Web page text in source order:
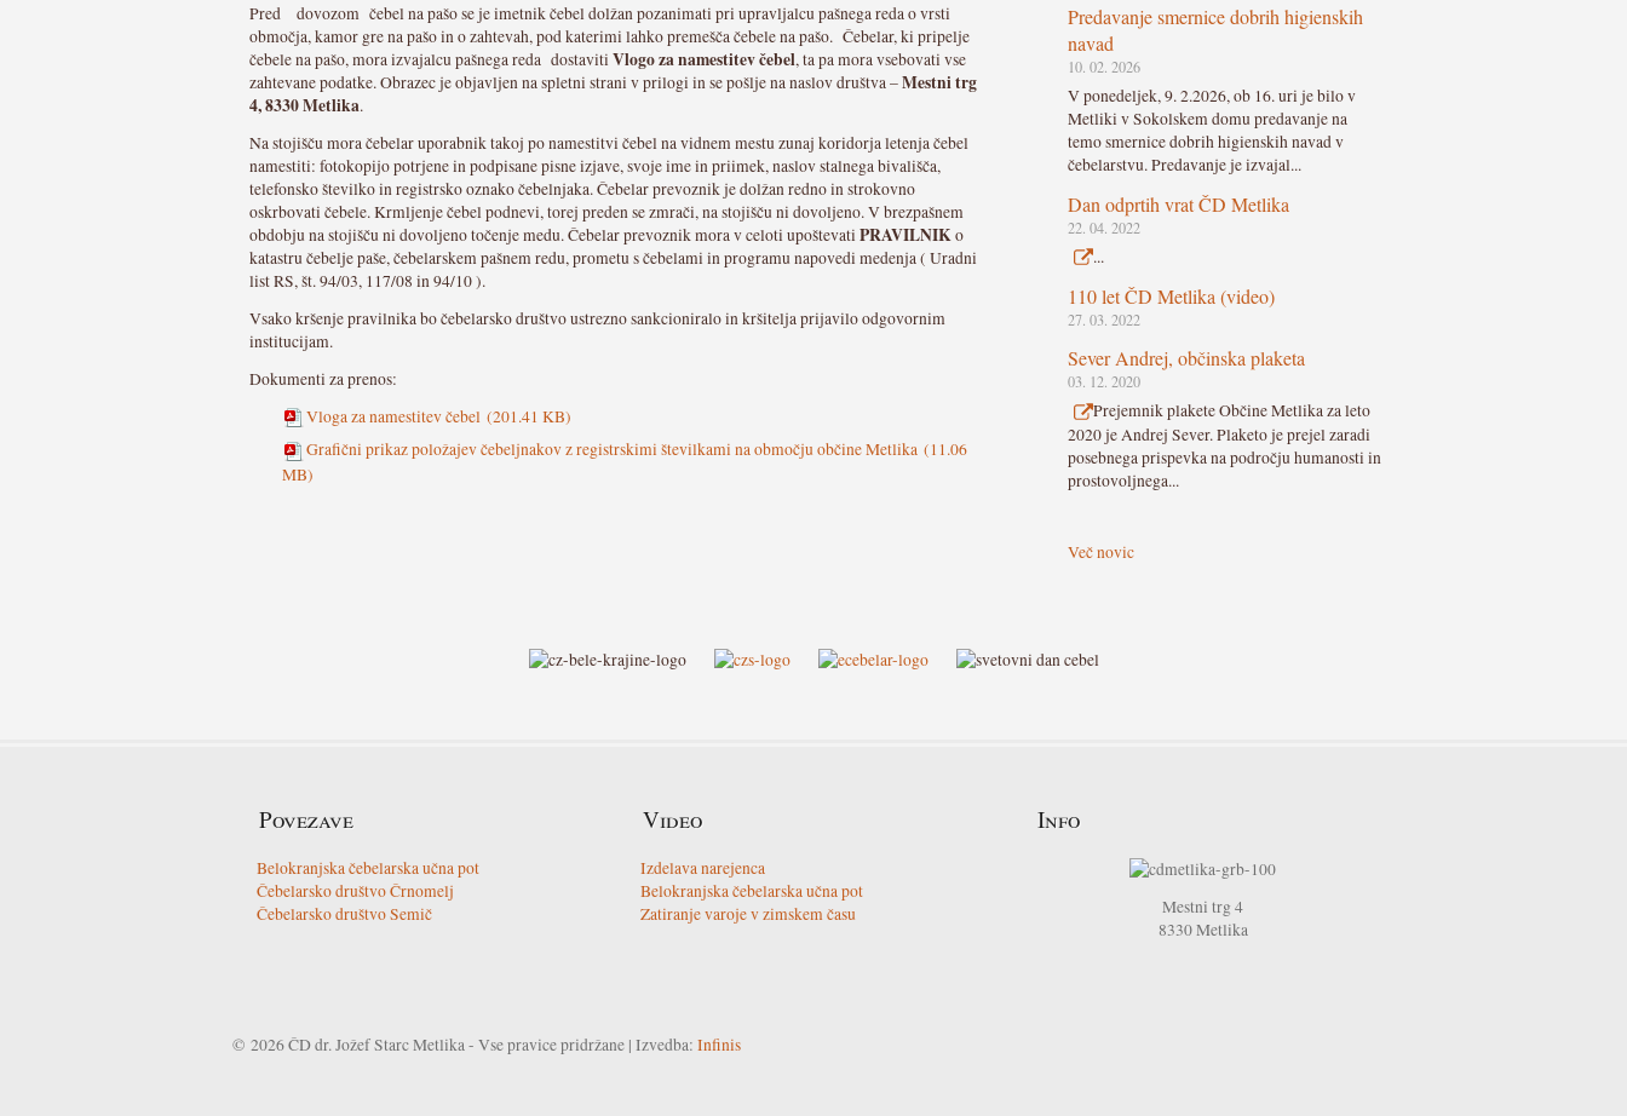
Predavanje smernice dobrih higienskih
navad
10. 02. 2026
V ponedeljek, 9. 2.2026, ob 16. uri je bilo v
Metliki v Sokolskem domu predavanje na
temo smernice dobrih higienskih navad v
čebelarstvu. Predavanje je izvajal...
Dan odprtih vrat ČD Metlika
22. 04. 2022
...
110 let ČD Metlika (video)
27. 03. 2022
Sever Andrej, občinska plaketa
03. 12. 2020
Prejemnik plakete Občine Metlika za leto
2020 je Andrej Sever. Plaketo je prejel zaradi
posebnega prispevka na področju humanosti in
prostovoljnega...
Več novic
Pred dovozom čebel na pašo se je imetnik čebel dolžan pozanimati pri upravljalcu pašnega reda o vrsti
območja, kamor gre na pašo in o zahtevah, pod katerimi lahko premešča čebele na pašo. Čebelar, ki pripelje
čebele na pašo, mora izvajalcu pašnega reda dostaviti Vlogo za namestitev čebel, ta pa mora vsebovati vse
zahtevane podatke. Obrazec je objavljen na spletni strani v prilogi in se pošlje na naslov društva –Mestni trg
4, 8330 Metlika.
Na stojišču mora čebelar uporabnik takoj po namestitvi čebel na vidnem mestu zunaj koridorja letenja čebel
namestiti: fotokopijo potrjene in podpisane pisne izjave, svoje ime in priimek, naslov stalnega bivališča,
telefonsko številko in registrsko oznako čebelnjaka. Čebelar prevoznik je dolžan redno in strokovno
oskrbovati čebele. Krmljenje čebel podnevi, torej preden se zmrači, na stojišču ni dovoljeno. V brezpašnem
obdobju na stojišču ni dovoljeno točenje medu. Čebelar prevoznik mora v celoti upoštevati PRAVILNIKo
katastru čebelje paše, čebelarskem pašnem redu, prometu s čebelami in programu napovedi medenja ( Uradni
list RS, št. 94/03, 117/08 in 94/10 ).
Vsako kršenje pravilnika bo čebelarsko društvo ustrezno sankcioniralo in kršitelja prijavilo odgovornim
institucijam.
Dokumenti za prenos:
Vloga za namestitev čebel (201.41 KB)
Grafični prikaz položajev čebeljnakov z registrskimi številkami na območju občine Metlika (11.06
MB)
Povezave
Belokranjska čebelarska učna pot
Čebelarsko društvo Črnomelj
Čebelarsko društvo Semič
Info
Mestni trg 4
8330Metlika
Video
Izdelava narejenca
Belokranjska čebelarska učna pot
Zatiranje varoje v zimskem času
© 2026 ČD dr. Jožef Starc Metlika - Vse pravice pridržane | Izvedba: Infinis